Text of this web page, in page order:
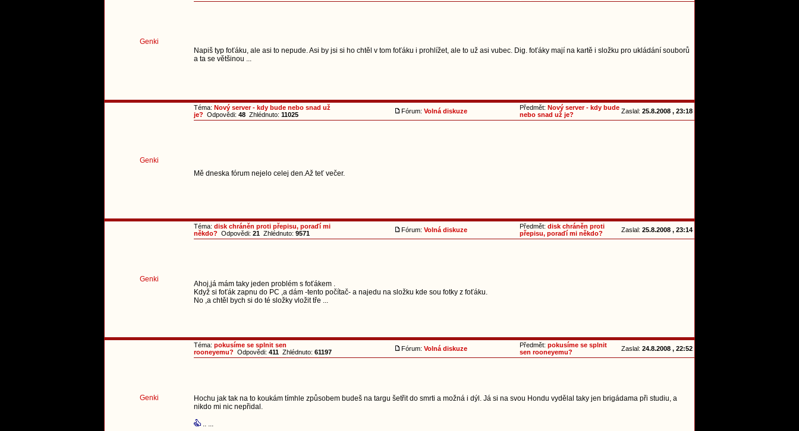
Genki
Napiš typ foťáku, ale asi to nepude. Asi by jsi si ho chtěl v tom foťáku i prohlížet, ale to už asi vubec. Dig. foťáky mají na kartě i složku pro ukládání souborů
a ta se většinou ...
Genki
Téma: Nový server - kdy bude nebo snad už
je? Odpovědi: 48 Zhlédnuto: 11025 Fórum: Volná diskuze Předmět: Nový server - kdy bude
nebo snad už je?
Zaslal: 25.8.2008 , 23:18
Mě dneska fórum nejelo celej den.Až teť večer.
Genki
Téma: disk chráněn proti přepisu, poraďí mi
někdo? Odpovědi: 21 Zhlédnuto: 9571 Fórum: Volná diskuze Předmět: disk chráněn proti
přepisu, poraďí mi někdo?
Zaslal: 25.8.2008 , 23:14
Ahoj,já mám taky jeden problém s foťákem .
Když si foťák zapnu do PC ,a dám -tento počítač- a najedu na složku kde sou fotky z foťáku.
No ,a chtěl bych si do té složky vložit tře ...
Genki
Téma: pokusíme se splnit sen
rooneyemu? Odpovědi: 411 Zhlédnuto: 61197 Fórum: Volná diskuze Předmět: pokusíme se splnit
sen rooneyemu?
Zaslal: 24.8.2008 , 22:52
Hochu jak tak na to koukám tímhle způsobem budeš na targu šetřit do smrti a možná i dýl. Já si na svou Hondu vydělal taky jen brigádama při studiu, a
nikdo mi nic nepřidal.
.. ...